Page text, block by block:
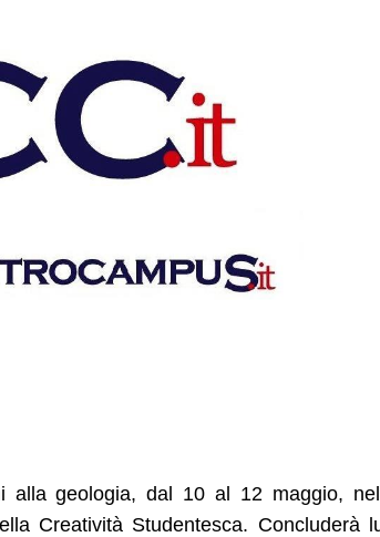
alla geologia, dal 10 al 12 maggio,
Creatività Studentesca. Concluderà